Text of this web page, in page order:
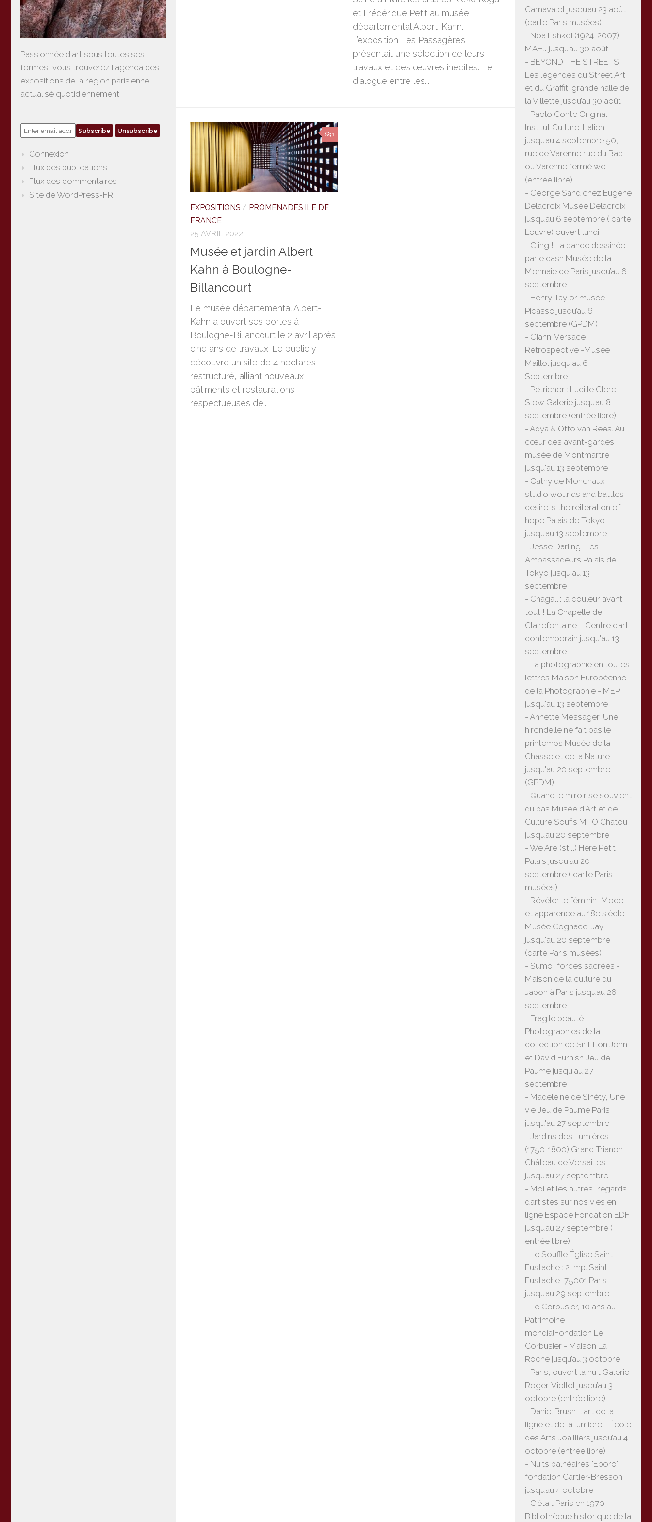
et Frédérique Petit au musée
départemental Albert-Kahn.
L’exposition Les Passagères
présentait une sélection de leurs
travaux et des œuvres inédites. Le
dialogue entre les...
1
EXPOSITIONS / PROMENADES ILE DE
FRANCE
25 AVRIL 2022
Musée et jardin Albert
Kahn à Boulogne-
Billancourt
Le musée départemental Albert-
Kahn a ouvert ses portes à
Boulogne-Billancourt le 2 avril après
cinq ans de travaux. Le public y
découvre un site de 4 hectares
restructuré, alliant nouveaux
bâtiments et restaurations
respectueuses de...
Passionnée d'art sous toutes ses
formes, vous trouverez l'agenda des
expositions de la région parisienne
actualisé quotidiennement.
Connexion
Flux des publications
Flux des commentaires
Site de WordPress-FR
Carnavalet jusqu’au 23 août
(carte Paris musées)
- Noa Eshkol (1924-2007)
MAHJ jusqu’au 30 août
- BEYOND THE STREETS
Les légendes du Street Art
et du Graffiti grande halle de
la Villette jusqu’au 30 août
- Paolo Conte Original
Institut Culturel Italien
jusqu’au 4 septembre 50,
rue de Varenne rue du Bac
ou Varenne fermé we
(entrée libre)
- George Sand chez Eugène
Delacroix Musée Delacroix
jusqu’au 6 septembre ( carte
Louvre) ouvert lundi
- Cling ! La bande dessinée
parle cash Musée de la
Monnaie de Paris jusqu’au 6
septembre
- Henry Taylor musée
Picasso jusqu’au 6
septembre (GPDM)
- Gianni Versace
Rétrospective -Musée
Maillol jusqu'au 6
Septembre
- Pétrichor : Lucille Clerc
Slow Galerie jusqu’au 8
septembre (entrée libre)
- Adya & Otto van Rees. Au
cœur des avant-gardes
musée de Montmartre
jusqu'au 13 septembre
- Cathy de Monchaux :
studio wounds and battles
desire is the reiteration of
hope Palais de Tokyo
jusqu’au 13 septembre
- Jesse Darling, Les
Ambassadeurs Palais de
Tokyo jusqu'au 13
septembre
- Chagall : la couleur avant
tout ! La Chapelle de
Clairefontaine – Centre d’art
contemporain jusqu'au 13
septembre
- La photographie en toutes
lettres Maison Européenne
de la Photographie - MEP
jusqu'au 13 septembre
- Annette Messager, Une
hirondelle ne fait pas le
printemps Musée de la
Chasse et de la Nature
jusqu'au 20 septembre
(GPDM)
- Quand le miroir se souvient
du pas Musée d'Art et de
Culture Soufis MTO Chatou
jusqu’au 20 septembre
- We Are (still) Here Petit
Palais jusqu'au 20
septembre ( carte Paris
musées)
- Révéler le féminin, Mode
et apparence au 18e siècle
Musée Cognacq-Jay
jusqu'au 20 septembre
(carte Paris musées)
- Sumo, forces sacrées -
Maison de la culture du
Japon à Paris jusqu’au 26
septembre
- Fragile beauté
Photographies de la
collection de Sir Elton John
et David Furnish Jeu de
Paume jusqu'au 27
septembre
- Madeleine de Sinéty, Une
vie Jeu de Paume Paris
jusqu'au 27 septembre
- Jardins des Lumières
(1750-1800) Grand Trianon -
Château de Versailles
jusqu’au 27 septembre
- Moi et les autres, regards
d’artistes sur nos vies en
ligne Espace Fondation EDF
jusqu’au 27 septembre (
entrée libre)
- Le Souffle Église Saint-
Eustache : 2 Imp. Saint-
Eustache, 75001 Paris
jusqu’au 29 septembre
- Le Corbusier, 10 ans au
Patrimoine
mondialFondation Le
Corbusier - Maison La
Roche jusqu’au 3 octobre
- Paris, ouvert la nuit Galerie
Roger-Viollet jusqu’au 3
octobre (entrée libre)
- Daniel Brush, l'art de la
ligne et de la lumière - École
des Arts Joailliers jusqu’au 4
octobre (entrée libre)
- Nuits balnéaires "Eboro"
fondation Cartier-Bresson
jusqu’au 4 octobre
- C'était Paris en 1970
Bibliothèque historique de la